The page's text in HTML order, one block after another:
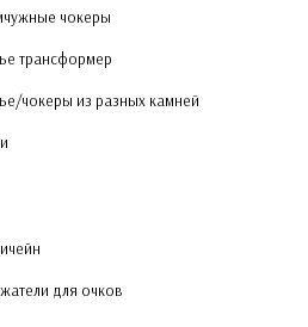
чокеры
трансформер
чокеры из разных камней
для очков